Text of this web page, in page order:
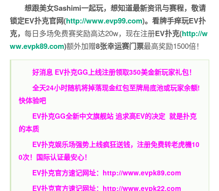
想跟美女Sashimi一起玩， 想知道最新资讯与赛程， 敬请
锁定EV扑克官网(http://www.evp99.com)。 看牌手痒玩EV扑
克， 每日多场免费赛奖励高达20w，现在注册EV扑克(http://w
ww.evpk89.com)额外加赠8张幸运赛门票最高奖励1500倍！
好消息 EV扑克GG上线注册领取350美金新玩家礼包！
全天24小时随机将掉落现金红包至牌局底池或玩家余额!
快体验吧
EV扑克GG全新中文旗舰站 追求高EV的决定 就是扑克
的本质
EV扑克娱乐场强势上线疯狂送钱，注册免费转老虎機10
0次！国际认证最安心！
EV扑克官方速记网址： http://www.evpk89.com
EV扑克官方速记网址： http://www.evpk22.com